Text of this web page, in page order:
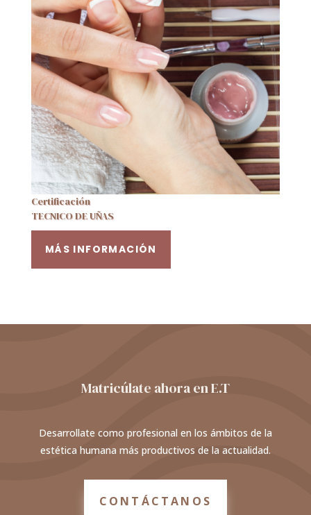
Certificación
TECNICO DE UÑAS
MÁS INFORMACIÓN
Matricúlate ahora en E.T
Desarrollate como profesional en los ámbitos de la
estética humana más productivos de la actualidad.
CONTÁCTANOS